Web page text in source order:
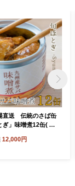
直送 伝統のさば缶
ぎ」味噌煮12缶( 保
190】
12,000円